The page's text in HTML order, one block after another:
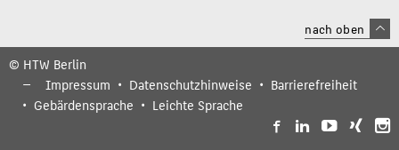
nach oben
© HTW Berlin
Impressum
Datenschutzhinweise
Barrierefreiheit
Gebärdensprache
Leichte Sprache